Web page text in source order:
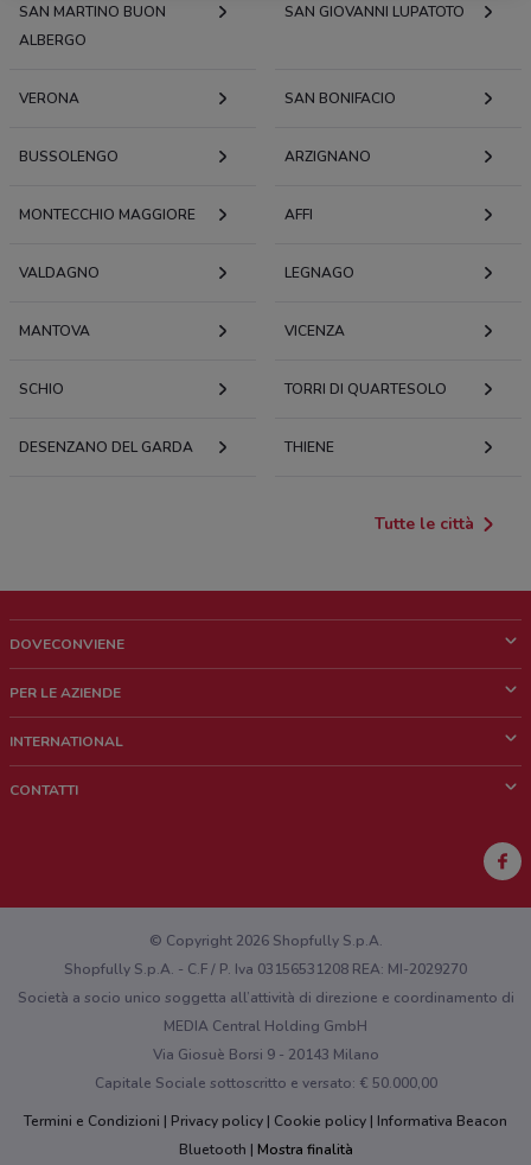
SAN MARTINO BUON
ALBERGO
SAN GIOVANNI LUPATOTO
VERONA SAN BONIFACIO
BUSSOLENGO ARZIGNANO
MONTECCHIO MAGGIORE AFFI
VALDAGNO LEGNAGO
MANTOVA VICENZA
SCHIO TORRI DI QUARTESOLO
DESENZANO DEL GARDA THIENE
Tutte le città
DOVECONVIENE
Chi siamo
Lavora con noi
PER LE AZIENDE
Richieste commerciali e marketing
INTERNATIONAL
CONTATTI
Hai un malfunzionamento sul web o sull'app?
© Copyright 2026 Shopfully S.p.A.
Shopfully S.p.A. - C.F / P. Iva 03156531208 REA: MI-2029270
Società a socio unico soggetta all’attività di direzione e coordinamento di
MEDIA Central Holding GmbH
Via Giosuè Borsi 9 - 20143 Milano
Capitale Sociale sottoscritto e versato: € 50.000,00
Termini e Condizioni
Privacy policy Cookie policy
Informativa Beacon
Bluetooth
Mostra finalità